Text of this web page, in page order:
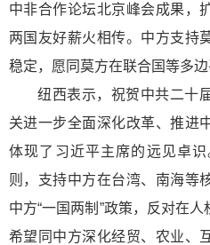
中非合作论坛北京峰会成果，
两国友好薪火相传。中方支持
稳定，愿同莫方在联合国等多边
纽西表示，祝贺中共二十
关进一步全面深化改革、推进
体现了习近平主席的远见卓
则，支持中方在台湾、南海等
中方“一国两制”政策，反对在
希望同中方深化经贸、农业、